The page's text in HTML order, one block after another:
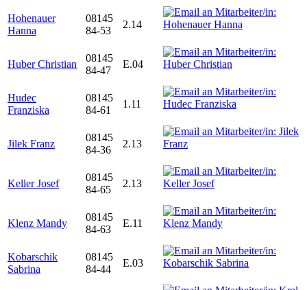
Hohenauer
Hanna
08145
84-53
2.14
Huber Christian
08145
84-47
E.04
Hudec
Franziska
08145
84-61
1.11
Jilek Franz
08145
84-36
2.13
Keller Josef
08145
84-65
2.13
Klenz Mandy
08145
84-63
E.11
Kobarschik
Sabrina
08145
84-44
E.03